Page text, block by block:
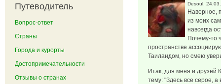
Desoul ,
Наверное,
из моих
навсегда
Почему-то
пространстве
Таиландом, но смею
Итак, для меня и друзей
тему: "Здесь все серое,
Путеводитель
Вопрос-ответ
Страны
Города и курорты
Достопримечательности
Отзывы о странах